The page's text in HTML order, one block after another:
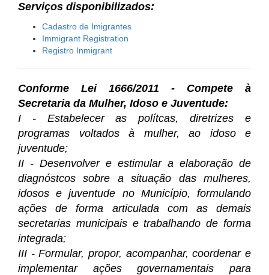
Serviços disponibilizados:
Cadastro de Imigrantes
Immigrant Registration
Registro Inmigrant
Conforme Lei 1666/2011 - Compete à
Secretaria da Mulher, Idoso e Juventude:
I - Estabelecer as polítcas, diretrizes e
programas voltados à mulher, ao idoso e
juventude;
II - Desenvolver e estimular a elaboração de
diagnóstcos sobre a situação das mulheres,
idosos e juventude no Município, formulando
ações de forma articulada com as demais
secretarias municipais e trabalhando de forma
integrada;
III - Formular, propor, acompanhar, coordenar e
implementar ações governamentais para